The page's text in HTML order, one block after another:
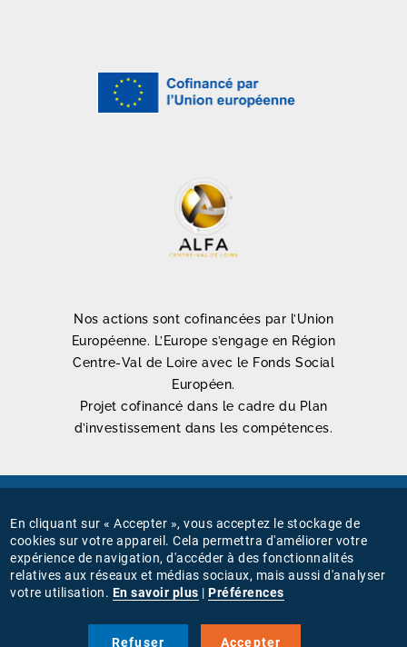
Nos actions sont cofinancées par l’Union
Européenne. L’Europe s’engage en Région
Centre-Val de Loire avec le Fonds Social
Européen.
Projet cofinancé dans le cadre du Plan
d’investissement dans les compétences.
MENU
PIED
DE
PAGE
Mentions légales
Connexion
Gestion des cookies
Nous suivre sur
En cliquant sur « Accepter », vous acceptez le stockage de
cookies sur votre appareil. Cela permettra d'améliorer votre
expérience de navigation, d'accéder à des fonctionnalités
relatives aux réseaux et médias sociaux, mais aussi d'analyser
votre utilisation. En savoir plus |Préférences
Refuser Accepter